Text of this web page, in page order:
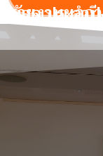
รายงานผลการจัดซื้อจัดจ้าง